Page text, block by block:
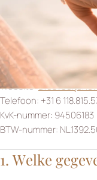
Gifts & Weddings,
verantwoordelijk voor
beschreven in dit
Contactgegevens:
Website:
Telefoon: +31 6
KvK-nummer: 94506183
BTW-nummer:
1. Welke